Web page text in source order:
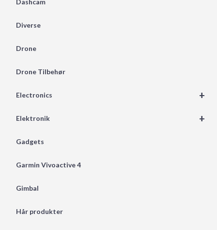
Dashcam
Diverse
Drone
Drone Tilbehør
+
Electronics
+
Elektronik
Gadgets
Garmin Vivoactive 4
Gimbal
Hår produkter